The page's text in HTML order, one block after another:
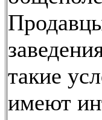
такие
имеют